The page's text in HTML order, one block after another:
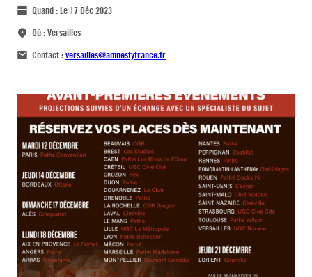
Quand :Le 17 Déc 2023
Où :Versailles
Contact :versailles@amnestyfrance.fr